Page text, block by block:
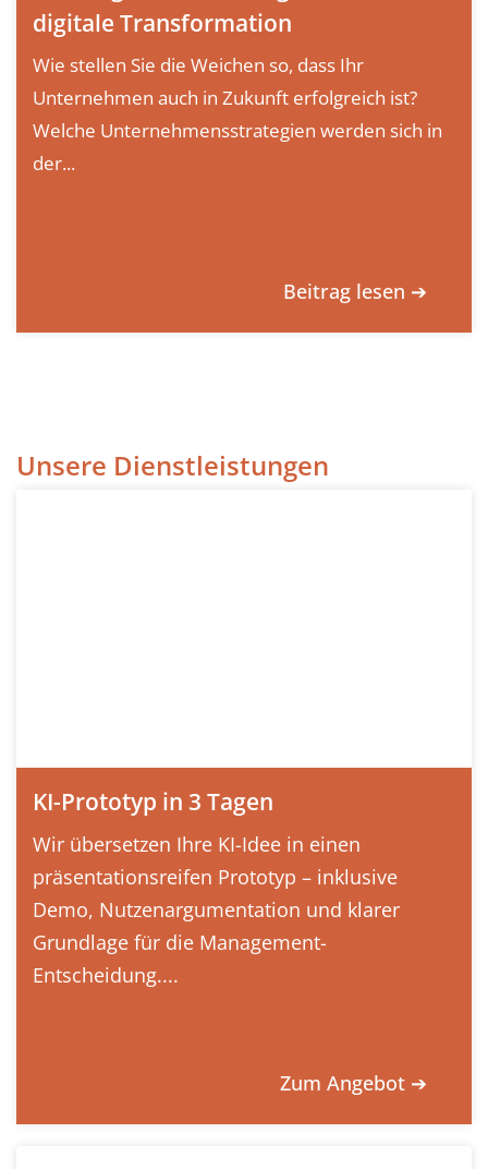
digitale Transformation
Wie stellen Sie die Weichen so, dass Ihr
Unternehmen auch in Zukunft erfolgreich ist?
Welche Unternehmensstrategien werden sich in
der...
Beitrag lesen ➔
Unsere Dienstleistungen
KI-Prototyp in 3 Tagen
Wir übersetzen Ihre KI-Idee in einen
präsentationsreifen Prototyp – inklusive
Demo, Nutzenargumentation und klarer
Grundlage für die Management-
Entscheidung....
Zum Angebot ➔